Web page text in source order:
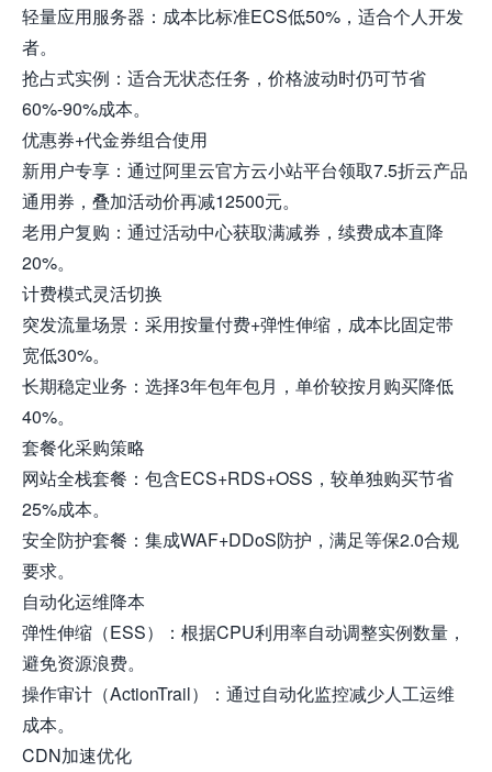
轻量应用服务器：成本比标准ECS低50%，适合个人开发
者。
抢占式实例：适合无状态任务，价格波动时仍可节省
60%-90%成本。
优惠券+代金券组合使用
新用户专享：通过阿里云官方云小站平台领取7.5折云产品
通用券，叠加活动价再减12500元。
老用户复购：通过活动中心获取满减券，续费成本直降
20%。
计费模式灵活切换
突发流量场景：采用按量付费+弹性伸缩，成本比固定带
宽低30%。
长期稳定业务：选择3年包年包月，单价较按月购买降低
40%。
套餐化采购策略
网站全栈套餐：包含ECS+RDS+OSS，较单独购买节省
25%成本。
安全防护套餐：集成WAF+DDoS防护，满足等保2.0合规
要求。
自动化运维降本
弹性伸缩（ESS）：根据CPU利用率自动调整实例数量，
避免资源浪费。
操作审计（ActionTrail）：通过自动化监控减少人工运维
成本。
CDN加速优化